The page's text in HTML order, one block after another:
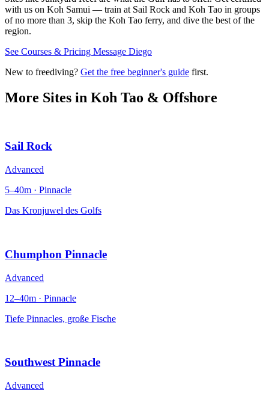
with us on Koh Samui — train at Sail Rock and Koh Tao in groups
of no more than 3, skip the Koh Tao ferry, and dive the best of the
region.
See Courses & Pricing Message Diego
New to freediving? Get the free beginner's guide first.
More Sites in Koh Tao & Offshore
Sail Rock
Advanced
5–40m · Pinnacle
Das Kronjuwel des Golfs
Chumphon Pinnacle
Advanced
12–40m · Pinnacle
Tiefe Pinnacles, große Fische
Southwest Pinnacle
Advanced